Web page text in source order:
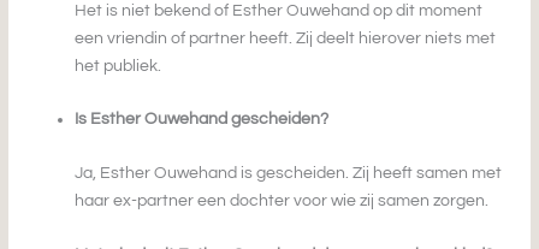
Het is niet bekend of Esther Ouwehand op dit moment
een vriendin of partner heeft. Zij deelt hierover niets met
het publiek.
Is Esther Ouwehand gescheiden?
Ja, Esther Ouwehand is gescheiden. Zij heeft samen met
haar ex-partner een dochter voor wie zij samen zorgen.